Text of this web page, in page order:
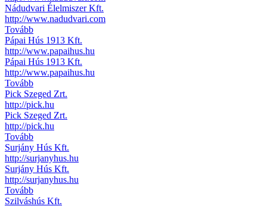
Nádudvari Élelmiszer Kft.
http://www.nadudvari.com
Tovább
Pápai Hús 1913 Kft.
http://www.papaihus.hu
Pápai Hús 1913 Kft.
http://www.papaihus.hu
Tovább
Pick Szeged Zrt.
http://pick.hu
Pick Szeged Zrt.
http://pick.hu
Tovább
Surjány Hús Kft.
http://surjanyhus.hu
Surjány Hús Kft.
http://surjanyhus.hu
Tovább
Szilváshús Kft.